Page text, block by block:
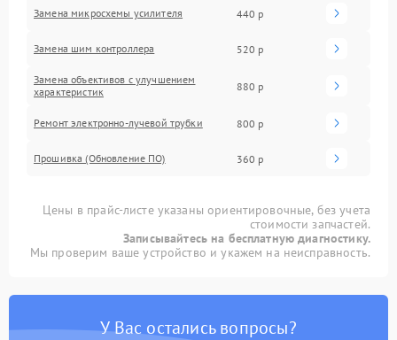
Замена микросхемы усилителя 440 р
Замена шим контроллера 520 р
Замена объективов с улучшением
характеристик
880 р
Ремонт электронно-лучевой трубки 800 р
Прошивка (Обновление ПО) 360 р
Цены в прайс-листе указаны ориентировочные, без учета
стоимости запчастей.
Записывайтесь на бесплатную диагностику.
Мы проверим ваше устройство и укажем на неисправность.
У Вас остались вопросы?